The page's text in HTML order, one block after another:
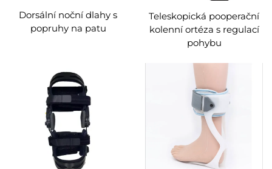
Dorsální noční dlahy s
popruhy na patu
Teleskopická pooperační
kolenní ortéza s regulací
pohybu